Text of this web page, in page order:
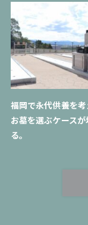
福岡で永代供養を考
お墓を選ぶケースが
る。